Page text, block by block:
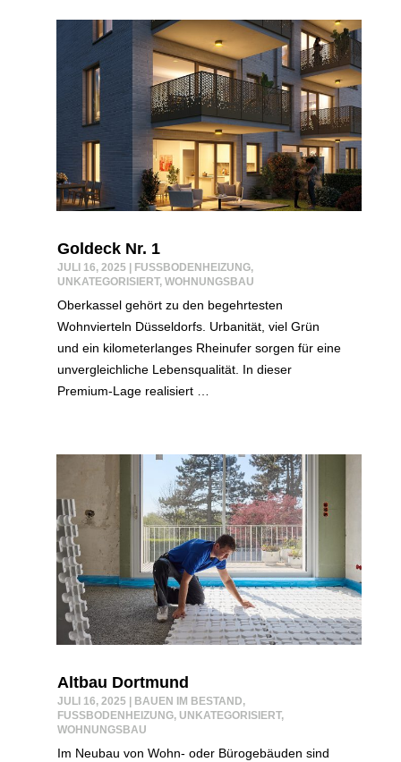
Goldeck Nr. 1
JULI 16, 2025 | FUSSBODENHEIZUNG
,
UNKATEGORISIERT, WOHNUNGSBAU
Oberkassel gehört zu den begehrtesten
Wohnvierteln Düsseldorfs. Urbanität, viel Grün
und ein kilometerlanges Rheinufer sorgen für eine
unvergleichliche Lebensqualität. In dieser
Premium-Lage realisiert …
Altbau Dortmund
JULI 16, 2025 BAUEN IM BESTAND,
FUSSBODENHEIZUNG
, UNKATEGORISIERT,
WOHNUNGSBAU
Im Neubau von Wohn- oder Bürogebäuden sind